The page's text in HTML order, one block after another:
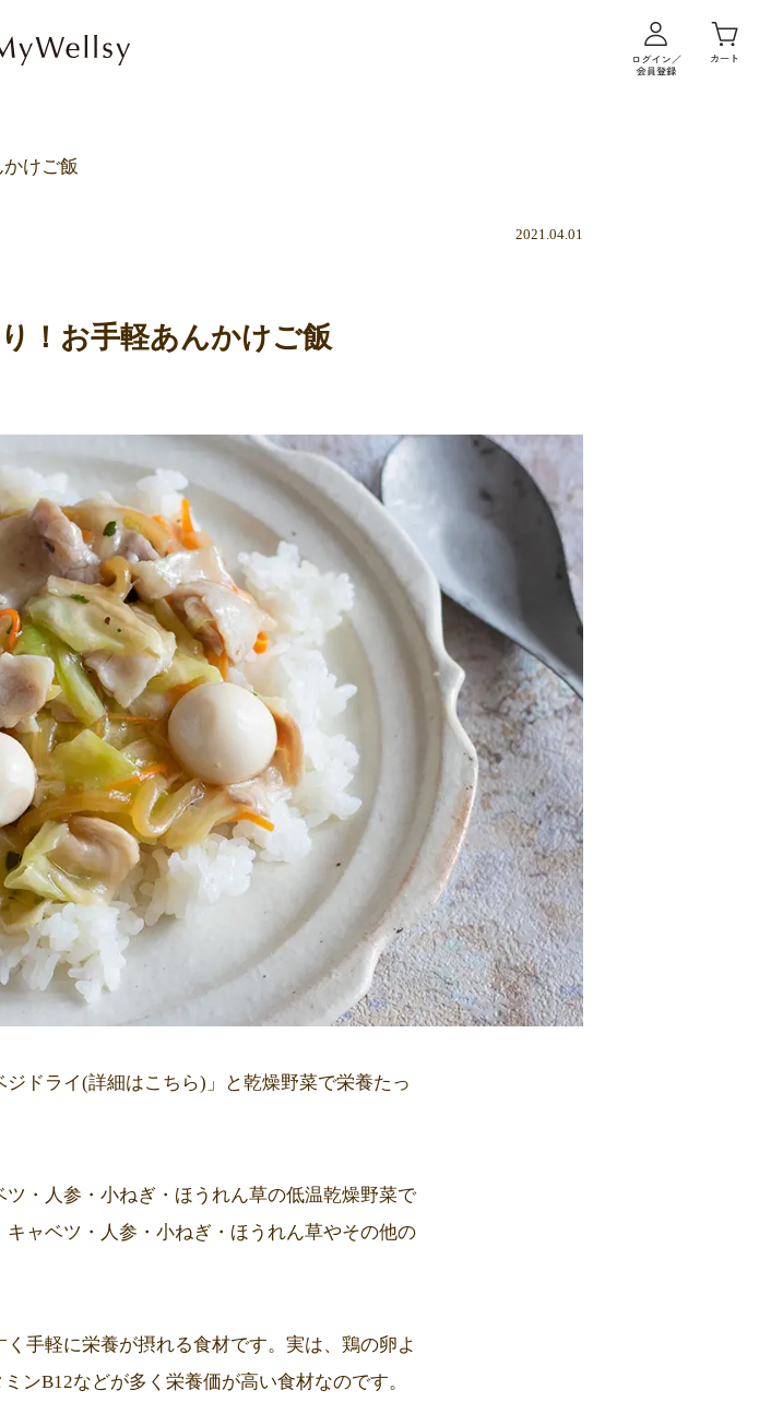
けご飯
2021.04.01
！お手軽あんかけご飯
ジドライ(詳細はこちら)」と乾燥野菜で栄養たっ
・人参・小ねぎ・ほうれん草の低温乾燥野菜で
ャベツ・人参・小ねぎ・ほうれん草やその他の
手軽に栄養が摂れる食材です。実は、鶏の卵よ
ンB12などが多く栄養価が高い食材なのです。